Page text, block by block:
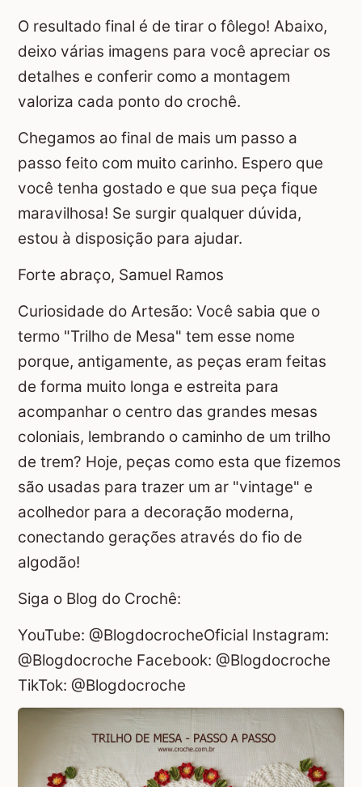
O resultado final é de tirar o fôlego! Abaixo,
deixo várias imagens para você apreciar os
detalhes e conferir como a montagem
valoriza cada ponto do crochê.
Chegamos ao final de mais um passo a
passo feito com muito carinho. Espero que
você tenha gostado e que sua peça fique
maravilhosa! Se surgir qualquer dúvida,
estou à disposição para ajudar.
Forte abraço, Samuel Ramos
Curiosidade do Artesão: Você sabia que o
termo "Trilho de Mesa" tem esse nome
porque, antigamente, as peças eram feitas
de forma muito longa e estreita para
acompanhar o centro das grandes mesas
coloniais, lembrando o caminho de um trilho
de trem? Hoje, peças como esta que fizemos
são usadas para trazer um ar "vintage" e
acolhedor para a decoração moderna,
conectando gerações através do fio de
algodão!
Siga o Blog do Crochê:
YouTube: @BlogdocrocheOficial Instagram:
@Blogdocroche Facebook: @Blogdocroche
TikTok: @Blogdocroche